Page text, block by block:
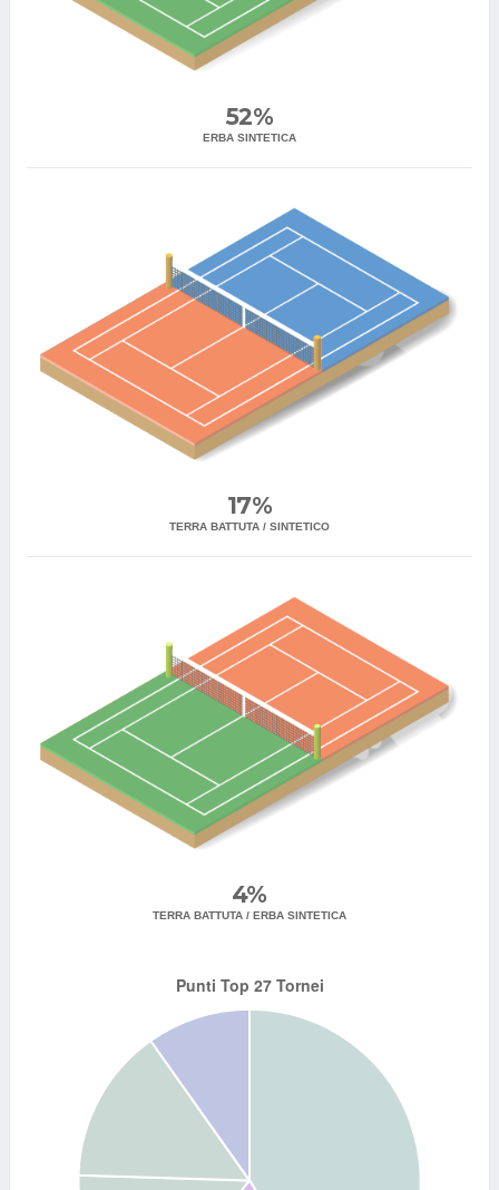
52%
ERBA SINTETICA
17%
TERRA BATTUTA / SINTETICO
4%
TERRA BATTUTA / ERBA SINTETICA